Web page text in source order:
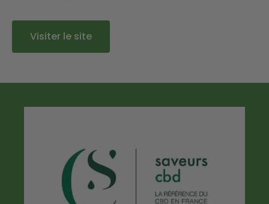
Visiter le site